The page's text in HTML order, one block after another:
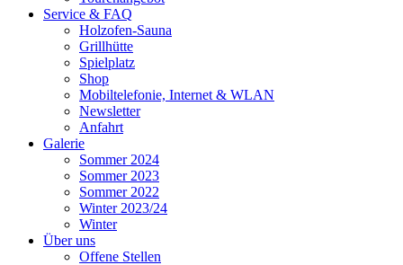
Service & FAQ
Holzofen-Sauna
Grillhütte
Spielplatz
Shop
Mobiltelefonie, Internet & WLAN
Newsletter
Anfahrt
Galerie
Sommer 2024
Sommer 2023
Sommer 2022
Winter 2023/24
Winter
Über uns
Offene Stellen